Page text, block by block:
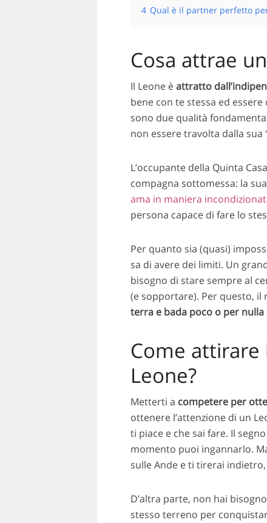
4 Qual è il partner perfetto
Cosa attrae
Il Leone èattratto
bene con te stessa ed
sono due qualità
non essere travolta dalla sua
L’occupante della Quinta
compagna sottomessa: la sua
ama in maniera
persona capace di fare lo
Per quanto sia (quasi)
sa di avere dei limiti. Un
bisogno di stare sempre al
(e sopportare). Per questo,
terra e bada poco o per nulla
Come attirare
Leone?
Metterti a competere per
ottenere l’attenzione di un
ti piace e che sai fare. Il
momento puoi ingannarlo.
sulle Ande e ti tirerai
D’altra parte, non hai
stesso terreno per